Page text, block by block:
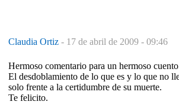
Claudia Ortiz - 17 de abril de 2009 - 09:46
Hermoso comentario para un hermoso
El desdoblamiento de lo que es y lo que no
solo frente a la certidumbre de su muerte.
Te felicito.